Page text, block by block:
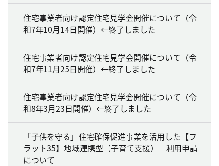
住宅事業者向け認定住宅見学会開催について（令
和7年10月14日開催）←終了しました
住宅事業者向け認定住宅見学会開催について（令
和7年11月25日開催）←終了しました
住宅事業者向け認定住宅見学会開催について（令
和8年3月23日開催）←終了しました
「子供を守る」住宅確保促進事業を活用した【フ
ラット35】地域連携型（子育て支援） 利用申請
について